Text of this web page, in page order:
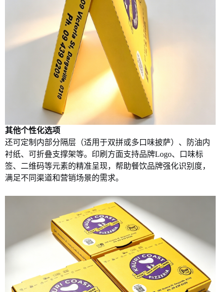
其他个性化选项
还可定制内部分隔层（适用于双拼或多口味披萨）、防油内
衬纸、可折叠支撑架等。印刷方面支持品牌Logo、口味标
签、二维码等元素的精准呈现，帮助餐饮品牌强化识别度，
满足不同渠道和营销场景的需求。